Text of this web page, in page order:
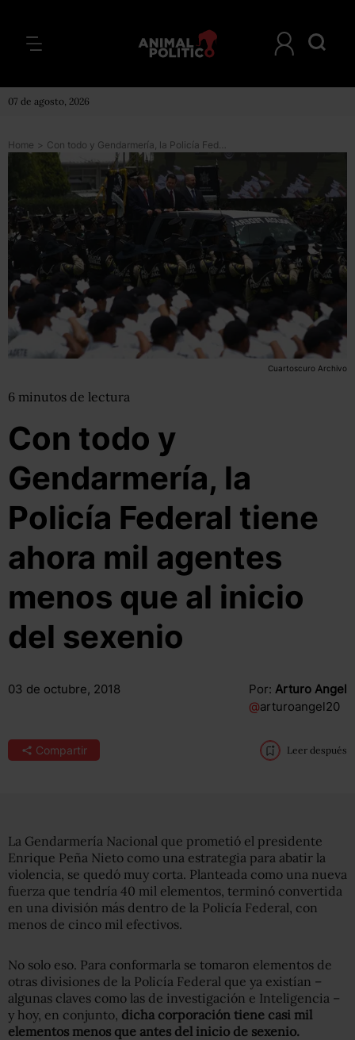
07 de agosto, 2026
Home > Con todo y Gendarmería, la Policía Federal tiene ahora mil agentes menos que al inicio del sexenio
Cuartoscuro Archivo
6 minutos de lectura
Con todo y
Gendarmería, la
Policía Federal tiene
ahora mil agentes
menos que al inicio
del sexenio
03 de octubre, 2018 Por: Arturo Angel
@arturoangel20
Compartir Leer después
La Gendarmería Nacional que prometió el presidente
Enrique Peña Nieto como una estrategia para abatir la
violencia, se quedó muy corta. Planteada como una nueva
fuerza que tendría 40 mil elementos, terminó convertida
en una división más dentro de la Policía Federal, con
menos de cinco mil efectivos.
No solo eso. Para conformarla se tomaron elementos de
otras divisiones de la Policía Federal que ya existían –
algunas claves como las de investigación e Inteligencia –
y hoy, en conjunto, dicha corporación tiene casi mil
elementos menos que antes del inicio de sexenio.